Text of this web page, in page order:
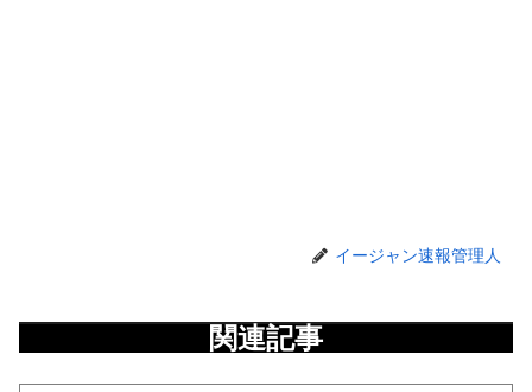
イージャン速報管理人
関連記事